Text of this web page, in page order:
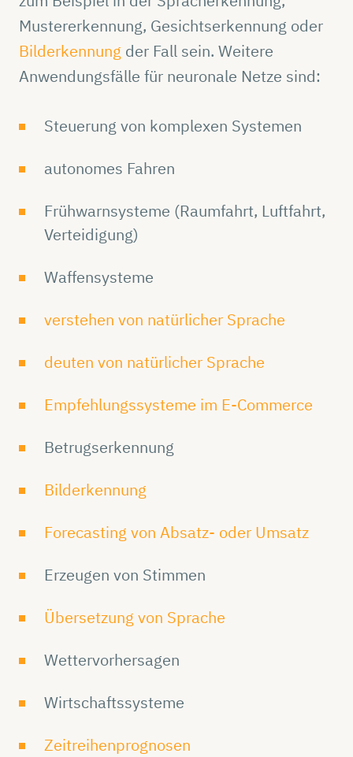
Mustererkennung, Gesichtserkennung oder
Bilderkennung der Fall sein. Weitere
Anwendungsfälle für neuronale Netze sind:
Steuerung von komplexen Systemen
autonomes Fahren
Frühwarnsysteme (Raumfahrt, Luftfahrt,
Verteidigung)
Waffensysteme
verstehen von natürlicher Sprache
deuten von natürlicher Sprache
Empfehlungssysteme im E-Commerce
Betrugserkennung
Bilderkennung
Forecasting von Absatz- oder Umsatz
Erzeugen von Stimmen
Übersetzung von Sprache
Wettervorhersagen
Wirtschaftssysteme
Zeitreihenprognosen